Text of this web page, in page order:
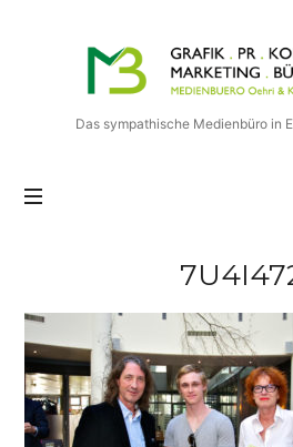
Medienbuero
Oehri
&
Kaiser
AG
Das sympathische Medienbüro in